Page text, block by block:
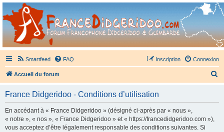
France Didgeridoo
Didgeridoo et Guimbarde sur France Didgeridoo - retrouvez la communauté.
Smartfeed FAQ Connexion
Inscription
Accueil du forum
France Didgeridoo - Conditions d’utilisation
En accédant à « France Didgeridoo » (désigné ci-après par « nous »,
« notre », « nos », « France Didgeridoo » et « https://francedidgeridoo.com »),
vous acceptez d’être légalement responsable des conditions suivantes. Si